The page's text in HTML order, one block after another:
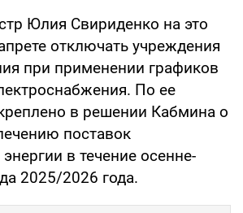
Юлия Свириденко на это
отключать учреждения
при применении графиков
По ее
в решении Кабмина о
поставок
в течение осенне-
2025/2026 года.